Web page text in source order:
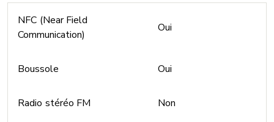
NFC (Near Field
Communication)
Oui
Boussole Oui
Radio stéréo FM Non